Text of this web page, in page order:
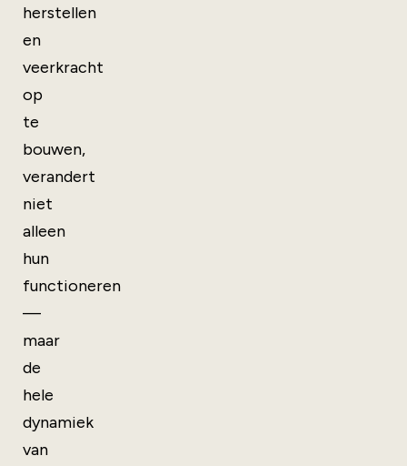
herstellen
en
veerkracht
op
te
bouwen,
verandert
niet
alleen
hun
functioneren
—
maar
de
hele
dynamiek
van